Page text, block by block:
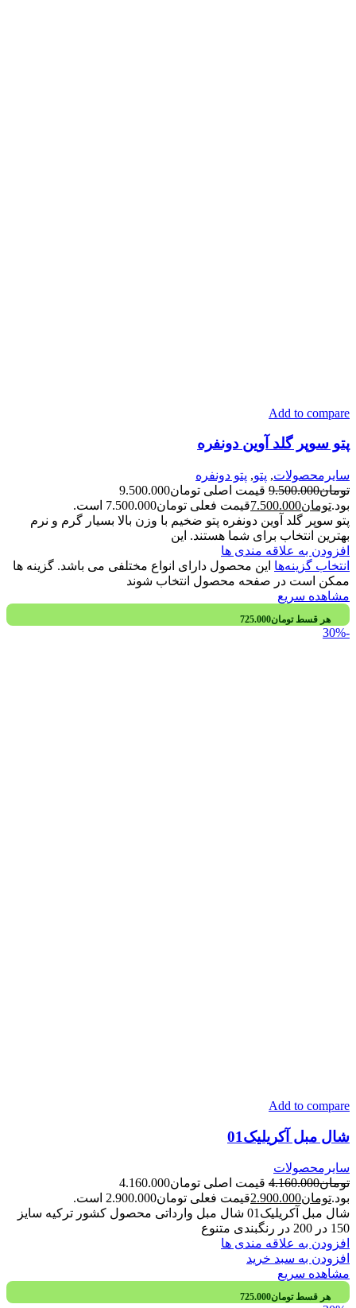
Add to compare
پتو سوپر گلد آوین دونفره
سایرمحصولات, پتو, پتو دونفره
تومان9.500.000
قیمت اصلی تومان9.500.000
بود.تومان7.500.000قیمت فعلی تومان7.500.000 است.
پتو سوپر گلد آوین دونفره پتو ضخیم با وزن بالا بسیار گرم و نرم
بهترین انتخاب برای شما هستند. این
افزودن به علاقه مندی ها
انتخاب گزینه‌ها این محصول دارای انواع مختلفی می باشد. گزینه ها
ممکن است در صفحه محصول انتخاب شوند
مشاهده سریع
هر قسطتومان725.000
-30%
Add to compare
شال مبل آکریلیک01
سایرمحصولات
تومان4.160.000
قیمت اصلی تومان4.160.000
بود.تومان2.900.000قیمت فعلی تومان2.900.000 است.
شال مبل آکریلیک01 شال مبل وارداتی محصول کشور ترکیه سایز
150 در 200 در رنگبندی متنوع
افزودن به علاقه مندی ها
افزودن به سبد خرید
مشاهده سریع
هر قسطتومان725.000